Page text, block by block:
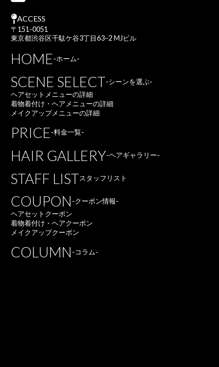
ACCESS
〒151-0051
東京都渋谷区千駄ケ谷3丁目63−2 MJビル
HOME-ホーム-
SCENE SELECT-シーンを選ぶ-
ヘアセットメニューの詳細
着物着付け・ヘアメニューの詳細
メイクアップメニューの詳細
PRICE-料金一覧-
HAIR GALLERY-ヘアギャラリー-
STAFF LISTスタッフリスト
COUPON-クーポン情報-
ヘアセットクーポン
着物着付け・ヘアクーポン
メイクアップクーポン
COLUMN-コラム-